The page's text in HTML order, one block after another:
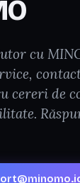
cu
cereri de